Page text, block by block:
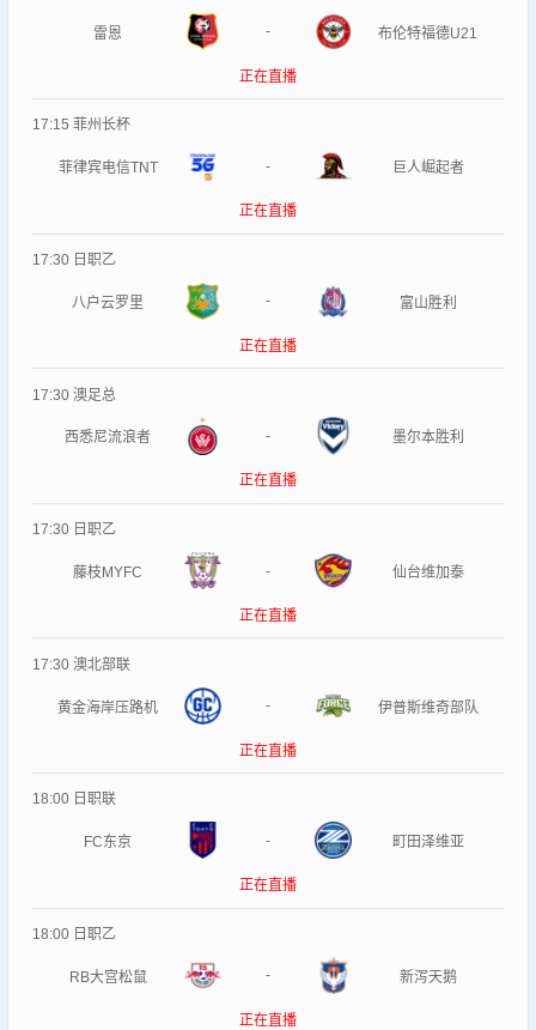
雷恩 - 布伦特福德U21
正在直播
17:15 菲州长杯
菲律宾电信TNT - 巨人崛起者
正在直播
17:30 日职乙
八户云罗里 - 富山胜利
正在直播
17:30 澳足总
西悉尼流浪者 - 墨尔本胜利
正在直播
17:30 日职乙
藤枝MYFC - 仙台维加泰
正在直播
17:30 澳北部联
黄金海岸压路机 - 伊普斯维奇部队
正在直播
18:00 日职联
FC东京 - 町田泽维亚
正在直播
18:00 日职乙
RB大宫松鼠 - 新泻天鹅
正在直播